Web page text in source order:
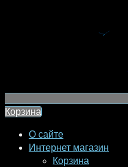
Корзина
О сайте
Интернет магазин
Корзина